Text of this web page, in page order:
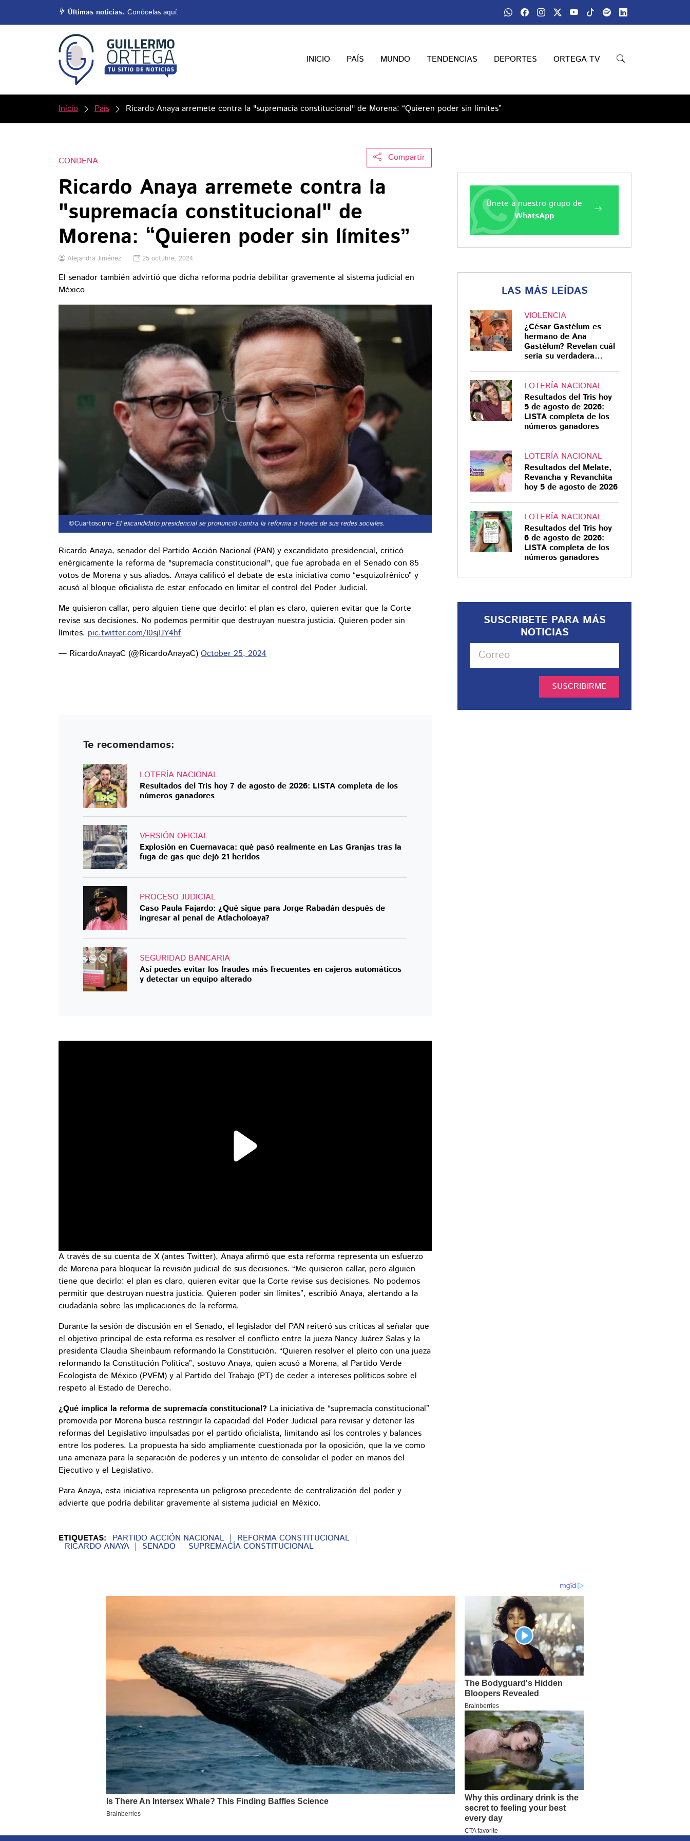
Últimas noticias. Conócelas aquí.
INICIO PAÍS MUNDO TENDENCIAS DEPORTES ORTEGA TV
Inicio País Ricardo Anaya arremete contra la "supremacía constitucional" de Morena: “Quieren poder sin límites”
Compartir
CONDENA
Ricardo Anaya arremete contra la
"supremacía constitucional" de
Morena: “Quieren poder sin límites”
Alejandra Jiménez 25 octubre, 2024
El senador también advirtió que dicha reforma podría debilitar gravemente al sistema judicial en
México
©Cuartoscuro- El excandidato presidencial se pronunció contra la reforma a través de sus redes sociales.
Ricardo Anaya, senador del Partido Acción Nacional (PAN) y excandidato presidencial, criticó
enérgicamente la reforma de "supremacía constitucional", que fue aprobada en el Senado con 85
votos de Morena y sus aliados. Anaya calificó el debate de esta iniciativa como “esquizofrénico” y
acusó al bloque oficialista de estar enfocado en limitar el control del Poder Judicial.
Me quisieron callar, pero alguien tiene que decirlo: el plan es claro, quieren evitar que la Corte
revise sus decisiones. No podemos permitir que destruyan nuestra justicia. Quieren poder sin
límites. pic.twitter.com/I0sjIJY4hf
— RicardoAnayaC (@RicardoAnayaC) October 25, 2024
Te recomendamos:
LOTERÍA NACIONAL
Resultados del Tris hoy 7 de agosto de 2026: LISTA completa de los
números ganadores
VERSIÓN OFICIAL
Explosión en Cuernavaca: qué pasó realmente en Las Granjas tras la
fuga de gas que dejó 21 heridos
PROCESO JUDICIAL
Caso Paula Fajardo: ¿Qué sigue para Jorge Rabadán después de
ingresar al penal de Atlacholoaya?
SEGURIDAD BANCARIA
Así puedes evitar los fraudes más frecuentes en cajeros automáticos
y detectar un equipo alterado
A través de su cuenta de X (antes Twitter), Anaya afirmó que esta reforma representa un esfuerzo
de Morena para bloquear la revisión judicial de sus decisiones. “Me quisieron callar, pero alguien
tiene que decirlo: el plan es claro, quieren evitar que la Corte revise sus decisiones. No podemos
permitir que destruyan nuestra justicia. Quieren poder sin límites”, escribió Anaya, alertando a la
ciudadanía sobre las implicaciones de la reforma.
Durante la sesión de discusión en el Senado, el legislador del PAN reiteró sus críticas al señalar que
el objetivo principal de esta reforma es resolver el conflicto entre la jueza Nancy Juárez Salas y la
presidenta Claudia Sheinbaum reformando la Constitución. “Quieren resolver el pleito con una jueza
reformando la Constitución Política”, sostuvo Anaya, quien acusó a Morena, al Partido Verde
Ecologista de México (PVEM) y al Partido del Trabajo (PT) de ceder a intereses políticos sobre el
respeto al Estado de Derecho.
¿Qué implica la reforma de supremacía constitucional? La iniciativa de “supremacía constitucional”
promovida por Morena busca restringir la capacidad del Poder Judicial para revisar y detener las
reformas del Legislativo impulsadas por el partido oficialista, limitando así los controles y balances
entre los poderes. La propuesta ha sido ampliamente cuestionada por la oposición, que la ve como
una amenaza para la separación de poderes y un intento de consolidar el poder en manos del
Ejecutivo y el Legislativo.
Para Anaya, esta iniciativa representa un peligroso precedente de centralización del poder y
advierte que podría debilitar gravemente al sistema judicial en México.
ETIQUETAS: PARTIDO ACCIÓN NACIONAL REFORMA CONSTITUCIONAL
RICARDO ANAYA SENADO SUPREMACÍA CONSTITUCIONAL
Únete a nuestro grupo de
WhatsApp
LAS MÁS LEÍDAS
VIOLENCIA
¿César Gastélum es
hermano de Ana
Gastélum? Revelan cuál
sería su verdadera
LOTERÍA NACIONAL
Resultados del Tris hoy
5 de agosto de 2026:
LISTA completa de los
números ganadores
LOTERÍA NACIONAL
Resultados del Melate,
Revancha y Revanchita
hoy 5 de agosto de 2026
LOTERÍA NACIONAL
Resultados del Tris hoy
6 de agosto de 2026:
LISTA completa de los
números ganadores
SUSCRIBETE PARA MÁS
NOTICIAS
SUSCRIBIRME